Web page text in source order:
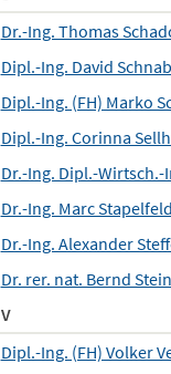
Dr.-Ing. Thomas
Dipl.-Ing. David
Dipl.-Ing. (FH) Marko
Dipl.-Ing. Corinna
Dr.-Ing. Dipl.-
Dr.-Ing. Marc
Dr.-Ing. Alexander
Dr. rer. nat. Bernd
V
Dipl.-Ing. (FH) Volker